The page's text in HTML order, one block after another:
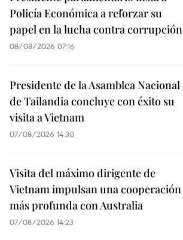
Policía Económica a reforzar su
papel en la lucha contra corrupción
08/08/2026 07:16
Presidente de la Asamblea Nacional
de Tailandia concluye con éxito su
visita a Vietnam
07/08/2026 14:30
Visita del máximo dirigente de
Vietnam impulsan una cooperación
más profunda con Australia
07/08/2026 14:23